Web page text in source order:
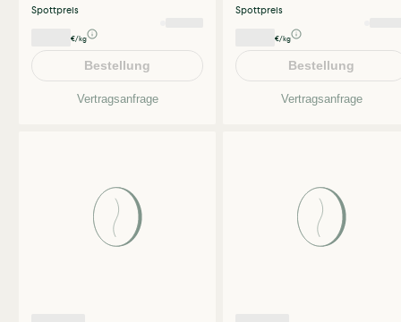
Spottpreis
€/kg
Bestellung
Vertragsanfrage
Spottpreis
€/kg
Bestellung
Vertragsanfrage